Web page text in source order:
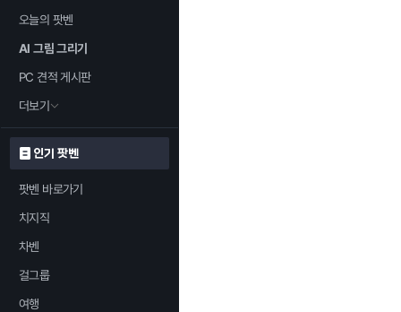
오늘의 팟벤
AI 그림 그리기
PC 견적 게시판
더보기
인기 팟벤
팟벤 바로가기
치지직
차벤
걸그룹
여행